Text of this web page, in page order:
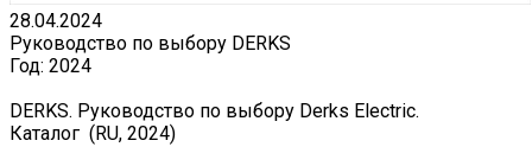
28.04.2024
Руководство по выбору DERKS
Год: 2024
DERKS. Руководство по выбору Derks Electric.
Каталог (RU, 2024)